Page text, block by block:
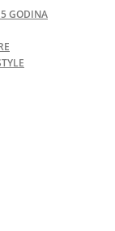
GODINA